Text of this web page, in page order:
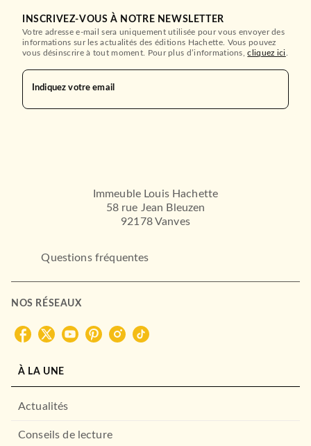
INSCRIVEZ-VOUS À NOTRE NEWSLETTER
Votre adresse e-mail sera uniquement utilisée pour vous envoyer des
informations sur les actualités des éditions Hachette. Vous pouvez
vous désinscrire à tout moment. Pour plus d’informations,cliquez ici
Indiquez votre email
Immeuble Louis Hachette
58 rue Jean Bleuzen
92178 Vanves
Questions fréquentes
NOS RÉSEAUX
À LA UNE
Actualités
Conseils de lecture